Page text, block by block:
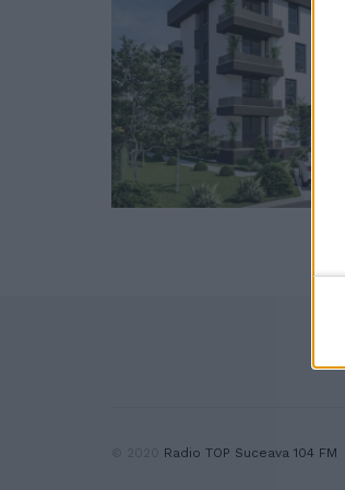
Radio TOP Suceava 104 FM